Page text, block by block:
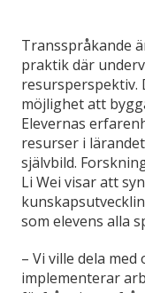
Transspråkande
praktik där
resursperspektiv.
möjlighet att
Elevernas
resurser i
självbild.
Li Wei visar att
som elevens alla
– Vi ville dela
implementerar